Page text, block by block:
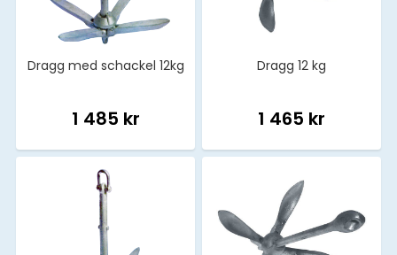
Dragg med schackel 12kg
1 485 kr
Dragg 12 kg
1 465 kr